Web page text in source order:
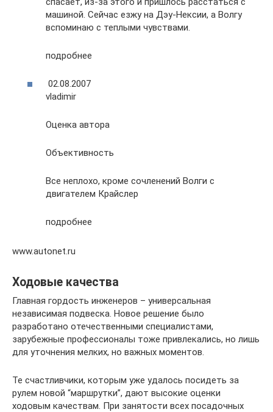
машиной. Сейчас езжу на Дэу-Нексии, а Волгу
вспоминаю с теплыми чувствами.
подробнее
02.08.2007
vladimir
Оценка автора
Объективность
Все неплохо, кроме сочленений Волги с
двигателем Крайслер
подробнее
www.autonet.ru
Ходовые качества
Главная гордость инженеров – универсальная
независимая подвеска. Новое решение было
разработано отечественными специалистами,
зарубежные профессионалы тоже привлекались, но лишь
для уточнения мелких, но важных моментов.
Те счастливчики, которым уже удалось посидеть за
рулем новой “маршрутки”, дают высокие оценки
ходовым качествам. При занятости всех посадочных